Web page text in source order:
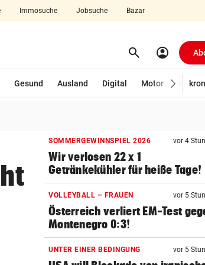
Immosuche Jobsuche Bazar
search Suchen
account_circle
Gesund Ausland Digital Motor
SOMMERGEWINNSPIEL 2026 vor 4
Wir verlosen 22 x 1
Getränkekühler für heiße Tage!
VOLLEYBALL – FRAUEN vor 5
Österreich verliert EM-Test
Montenegro 0:3!
UNTER EINER BEDINGUNG vor 5